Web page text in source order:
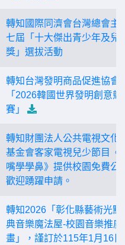
轉知國際同濟會台灣總會主
七屆「十大傑出青少年及兒
獎」選拔活動
轉知台灣發明商品促進協會
「2026韓國世界發明創意競
賽」
轉知財團法人公共電視文化
基金會客家電視兒少節目《
嘴學學鼻》提供校園免費公
歡迎踴躍申請。
轉知2026「彰化縣藝術光點
典音樂魔法屋-校園音樂推廣
畫」，謹訂於115年1月16日